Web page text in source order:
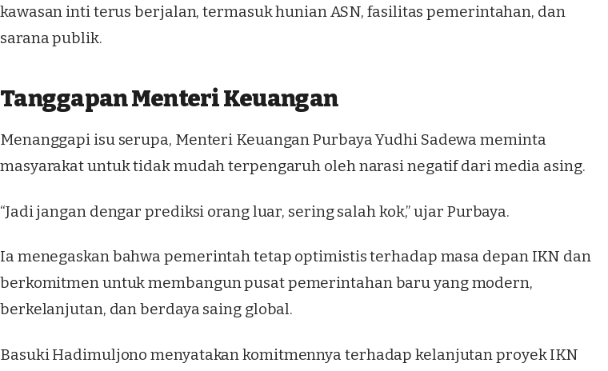
kawasan inti terus berjalan, termasuk hunian ASN, fasilitas pemerintahan, dan
sarana publik.
Tanggapan Menteri Keuangan
Menanggapi isu serupa, Menteri Keuangan Purbaya Yudhi Sadewa meminta
masyarakat untuk tidak mudah terpengaruh oleh narasi negatif dari media asing.
“Jadi jangan dengar prediksi orang luar, sering salah kok,” ujar Purbaya.
Ia menegaskan bahwa pemerintah tetap optimistis terhadap masa depan IKN dan
berkomitmen untuk membangun pusat pemerintahan baru yang modern,
berkelanjutan, dan berdaya saing global.
Basuki Hadimuljono menyatakan komitmennya terhadap kelanjutan proyek IKN